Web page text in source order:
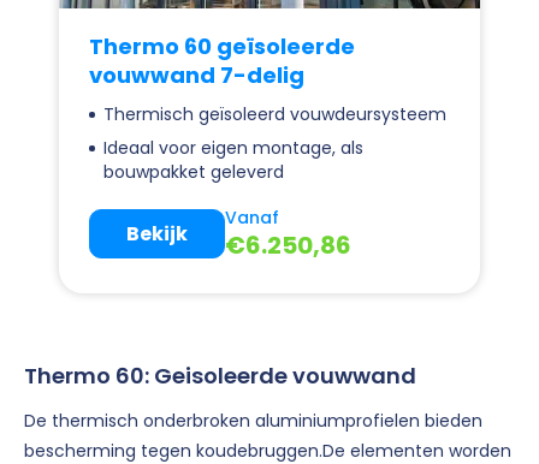
Thermo 60 geïsoleerde
vouwwand 7-delig
Thermisch geïsoleerd vouwdeursysteem
Ideaal voor eigen montage, als
bouwpakket geleverd
Vanaf
€6.250,86
Bekijk
Thermo 60: Geisoleerde vouwwand
De thermisch onderbroken aluminiumprofielen bieden
bescherming tegen koudebruggen.De elementen worden